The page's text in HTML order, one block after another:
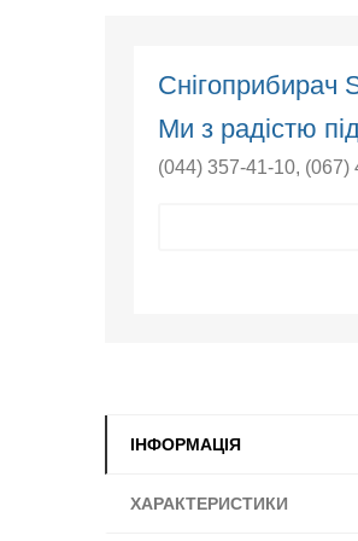
Снігоприбирач
Ми з радістю
(044) 357-41-10, (067)
ІНФОРМАЦІЯ
ХАРАКТЕРИСТИКИ